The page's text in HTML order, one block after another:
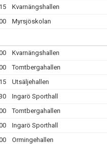
Kvarnängshallen
Myrsjöskolan
Kvarnängshallen
Tomtbergahallen
Utsäljehallen
Ingarö Sporthall
Tomtbergahallen
Ingarö Sporthall
Ormingehallen